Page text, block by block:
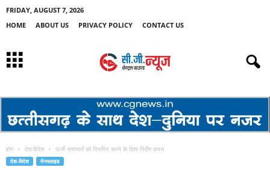
FRIDAY, AUGUST 7, 2026
HOME
ABOUT US PRIVACY POLICY CONTACT US
होम देश-विदेश फर्जी समाचारों को नियमित करने के दिशा निर्देश वापस
देश-विदेश मेनस्लाइड